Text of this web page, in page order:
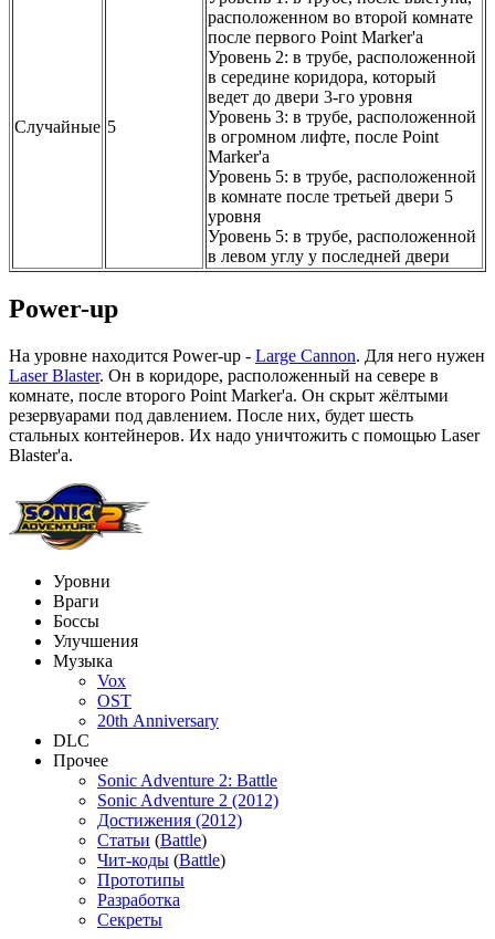
Случайные 5
расположенном во второй комнате
после первого Point Marker'а
Уровень 2: в трубе, расположенной
в середине коридора, который
ведет до двери 3-го уровня
Уровень 3: в трубе, расположенной
в огромном лифте, после Point
Marker'а
Уровень 5: в трубе, расположенной
в комнате после третьей двери 5
уровня
Уровень 5: в трубе, расположенной
в левом углу у последней двери
Power-up
На уровне находится Power-up - Large Cannon. Для него нужен
Laser Blaster. Он в коридоре, расположенный на севере в
комнате, после второго Point Marker'а. Он скрыт жёлтыми
резервуарами под давлением. После них, будет шесть
стальных контейнеров. Их надо уничтожить с помощью Laser
Blaster'а.
Уровни
Враги
Боссы
Улучшения
Музыка
Vox
OST
20th Anniversary
DLC
Прочее
Sonic Adventure 2: Battle
Sonic Adventure 2 (2012)
Достижения (2012)
Статьи (Battle)
Чит-коды (Battle)
Прототипы
Разработка
Секреты